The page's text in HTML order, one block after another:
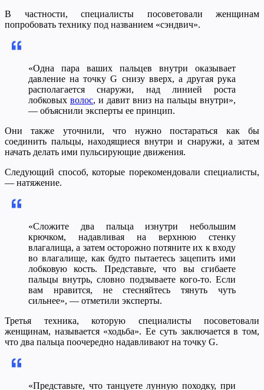
В частности, специалисты посоветовали женщинам
попробовать технику под названием «сэндвич».
«Одна пара ваших пальцев внутри оказывает
давление на точку G снизу вверх, а другая рука
располагается снаружи, над линией роста
лобковых волос, и давит вниз на пальцы внутри»,
— объяснили эксперты ее принцип.
Они также уточнили, что нужно постараться как бы
соединить пальцы, находящиеся внутри и снаружи, а затем
начать делать ими пульсирующие движения.
Следующий способ, которые порекомендовали специалисты,
— натяжение.
«Сложите два пальца изнутри небольшим
крючком, надавливая на верхнюю стенку
влагалища, а затем осторожно потяните их к входу
во влагалище, как будто пытаетесь зацепить ими
лобковую кость. Представьте, что вы сгибаете
пальцы внутрь, словно подзываете кого-то. Если
вам нравится, не стесняйтесь тянуть чуть
сильнее», — отметили эксперты.
Третья техника, которую специалисты посоветовали
женщинам, называется «ходьба». Ее суть заключается в том,
что два пальца поочередно надавливают на точку G.
«Представьте, что танцуете лунную походку, при